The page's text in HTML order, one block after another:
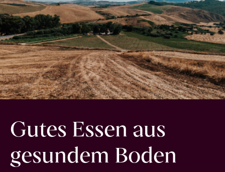
Gutes Essen aus
gesundem Boden